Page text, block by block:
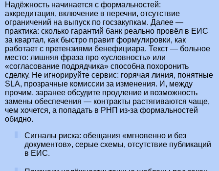
Надёжность начинается с формальностей:
аккредитация, включение в перечни, отсутствие
ограничений на выпуск по госзакупкам. Далее —
практика: сколько гарантий банк реально провёл в ЕИС
за квартал, как быстро правит формулировки, как
работает с претензиями бенефициара. Текст — больное
место: лишняя фраза про «условность» или
«согласование подрядчика» способна похоронить
сделку. Не игнорируйте сервис: горячая линия, понятные
SLA, прозрачные комиссии за изменения. И, между
прочим, заранее обсудите продление и возможность
замены обеспечения — контракты растягиваются чаще,
чем хочется, а попадать в РНП из‑за формальностей
обидно.
Сигналы риска: обещания «мгновенно и без
документов», серые схемы, отсутствие публикаций
в ЕИС.